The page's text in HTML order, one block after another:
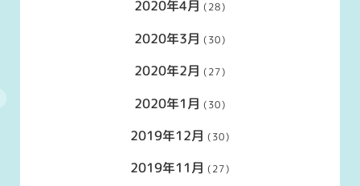
2020年4月 (28)
2020年3月 (30)
2020年2月 (27)
2020年1月 (30)
2019年12月 (30)
2019年11月 (27)